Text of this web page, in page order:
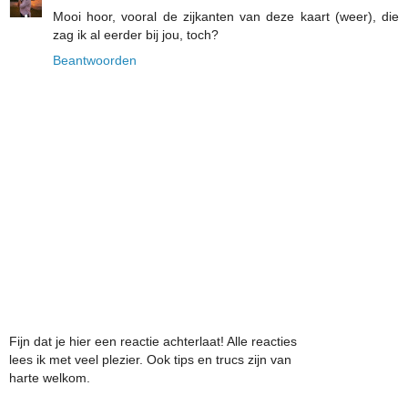
Mooi hoor, vooral de zijkanten van deze kaart (weer), die
zag ik al eerder bij jou, toch?
Beantwoorden
Fijn dat je hier een reactie achterlaat! Alle reacties
lees ik met veel plezier. Ook tips en trucs zijn van
harte welkom.